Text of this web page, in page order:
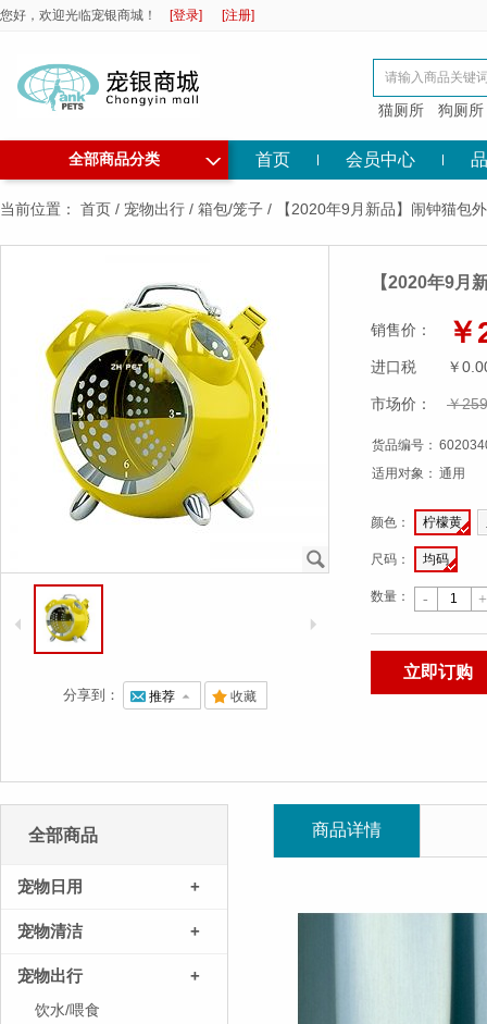
您好，欢迎光临宠银商城！ [登录] [注册]
猫厕所 狗厕所
全部商品分类 ◇ 首页 会员中心
当前位置： 首页 / 宠物出行 / 箱包/笼子 / 【2020年9月新品】闹钟猫包
J
4 5
分享到： @ 推荐 7 . 收藏
【2020年9月
销售价：
进口税 ￥
市场价： ￥
货品编号：
适用对象： 通用
颜色 ： 柠檬黄
尺码 ： 均码
数量： - +
立即订购
全部商品
宠物日用 +
宠物清洁 +
宠物出行 +
饮水/喂食
商品详情